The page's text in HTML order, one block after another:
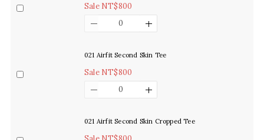
Sale NT$800
021 Airfit Second Skin Tee
Sale NT$800
021 Airfit Second Skin Cropped Tee